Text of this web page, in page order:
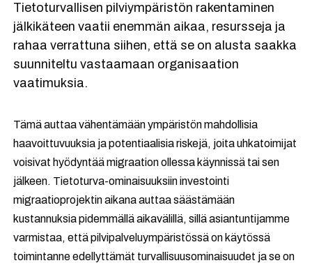
Tietoturvallisen pilviympäristön rakentaminen
jälkikäteen vaatii enemmän aikaa, resursseja ja
rahaa verrattuna siihen, että se on alusta saakka
suunniteltu vastaamaan organisaation
vaatimuksia.
Tämä auttaa vähentämään ympäristön mahdollisia
haavoittuvuuksia ja potentiaalisia riskejä, joita uhkatoimijat
voisivat hyödyntää migraation ollessa käynnissä tai sen
jälkeen. Tietoturva-ominaisuuksiin investointi
migraatioprojektin aikana auttaa säästämään
kustannuksia pidemmällä aikavälillä, sillä asiantuntijamme
varmistaa, että pilvipalveluympäristössä on käytössä
toimintanne edellyttämät turvallisuusominaisuudet ja se on